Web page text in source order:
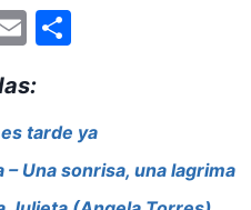
E
ai
l
S
e
tarde ya
Una sonrisa, una lagrima